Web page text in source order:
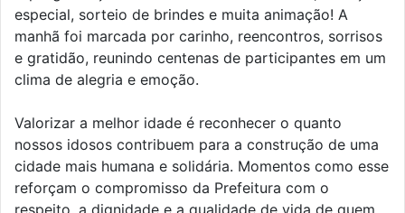
especial, sorteio de brindes e muita animação! A
manhã foi marcada por carinho, reencontros, sorrisos
e gratidão, reunindo centenas de participantes em um
clima de alegria e emoção.
Valorizar a melhor idade é reconhecer o quanto
nossos idosos contribuem para a construção de uma
cidade mais humana e solidária. Momentos como esse
reforçam o compromisso da Prefeitura com o